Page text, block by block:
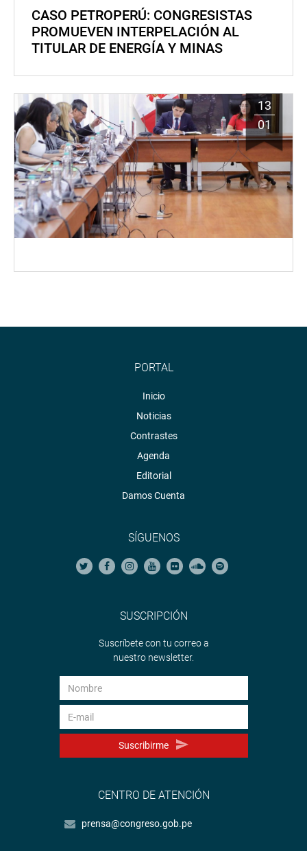
CASO PETROPERÚ: CONGRESISTAS
PROMUEVEN INTERPELACIÓN AL
TITULAR DE ENERGÍA Y MINAS
13
01
PORTAL
Inicio
Noticias
Contrastes
Agenda
Editorial
Damos Cuenta
SÍGUENOS
SUSCRIPCIÓN
Suscríbete con tu correo a
nuestro newsletter.
Suscribirme
CENTRO DE ATENCIÓN
prensa@congreso.gob.pe